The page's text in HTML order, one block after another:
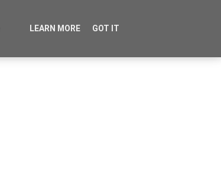
LEARN MORE GOT IT